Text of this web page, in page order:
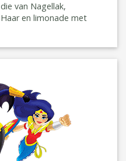
van Nagellak,
en limonade met